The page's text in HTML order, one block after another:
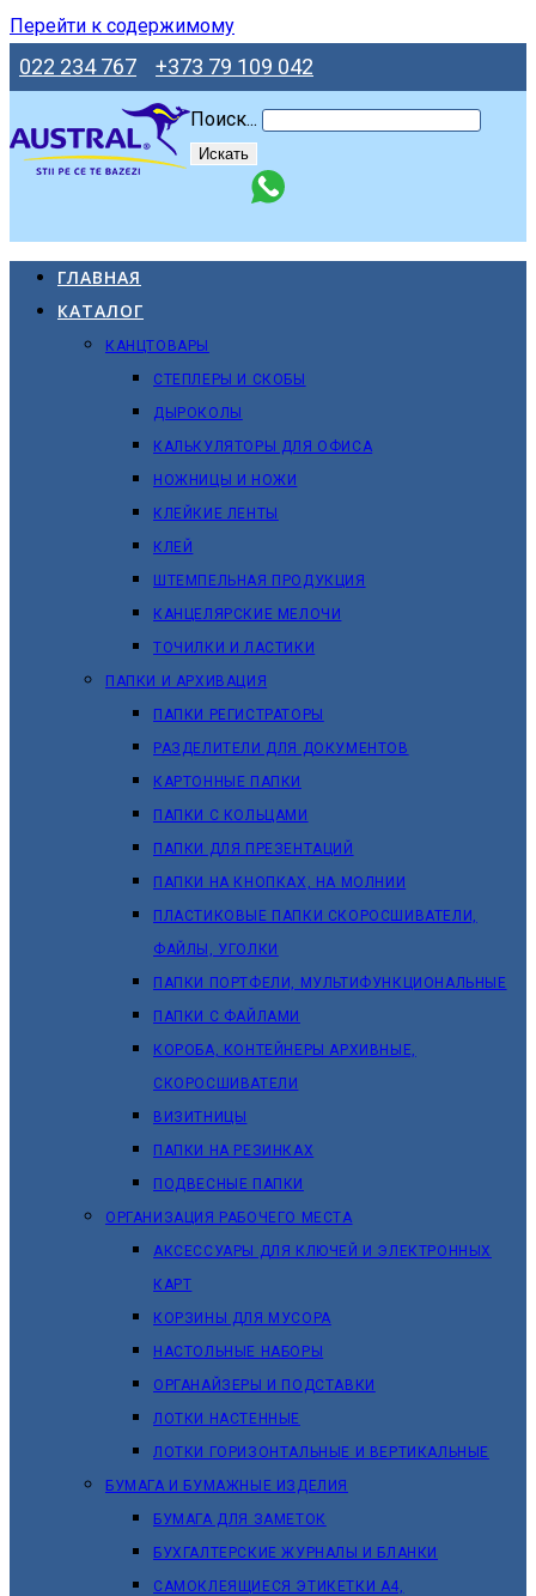
Перейти к содержимому
022 234 767 +373 79 109 042
Поиск...
Искать
ГЛАВНАЯ
КАТАЛОГ
КАНЦТОВАРЫ
СТЕПЛЕРЫ И СКОБЫ
ДЫРОКОЛЫ
КАЛЬКУЛЯТОРЫ ДЛЯ ОФИСА
НОЖНИЦЫ И НОЖИ
КЛЕЙКИЕ ЛЕНТЫ
КЛЕЙ
ШТЕМПЕЛЬНАЯ ПРОДУКЦИЯ
КАНЦЕЛЯРСКИЕ МЕЛОЧИ
ТОЧИЛКИ И ЛАСТИКИ
ПАПКИ И АРХИВАЦИЯ
ПАПКИ РЕГИСТРАТОРЫ
РАЗДЕЛИТЕЛИ ДЛЯ ДОКУМЕНТОВ
КАРТОННЫЕ ПАПКИ
ПАПКИ С КОЛЬЦАМИ
ПАПКИ ДЛЯ ПРЕЗЕНТАЦИЙ
ПАПКИ НА КНОПКАХ, НА МОЛНИИ
ПЛАСТИКОВЫЕ ПАПКИ СКОРОСШИВАТЕЛИ,
ФАЙЛЫ, УГОЛКИ
ПАПКИ ПОРТФЕЛИ, МУЛЬТИФУНКЦИОНАЛЬНЫЕ
ПАПКИ С ФАЙЛАМИ
КОРОБА, КОНТЕЙНЕРЫ АРХИВНЫЕ,
СКОРОСШИВАТЕЛИ
ВИЗИТНИЦЫ
ПАПКИ НА РЕЗИНКАХ
ПОДВЕСНЫЕ ПАПКИ
ОРГАНИЗАЦИЯ РАБОЧЕГО МЕСТА
АКСЕССУАРЫ ДЛЯ КЛЮЧЕЙ И ЭЛЕКТРОННЫХ
КАРТ
КОРЗИНЫ ДЛЯ МУСОРА
НАСТОЛЬНЫЕ НАБОРЫ
ОРГАНАЙЗЕРЫ И ПОДСТАВКИ
ЛОТКИ НАСТЕННЫЕ
ЛОТКИ ГОРИЗОНТАЛЬНЫЕ И ВЕРТИКАЛЬНЫЕ
БУМАГА И БУМАЖНЫЕ ИЗДЕЛИЯ
БУМАГА ДЛЯ ЗАМЕТОК
БУХГАЛТЕРСКИЕ ЖУРНАЛЫ И БЛАНКИ
САМОКЛЕЯЩИЕСЯ ЭТИКЕТКИ А4,